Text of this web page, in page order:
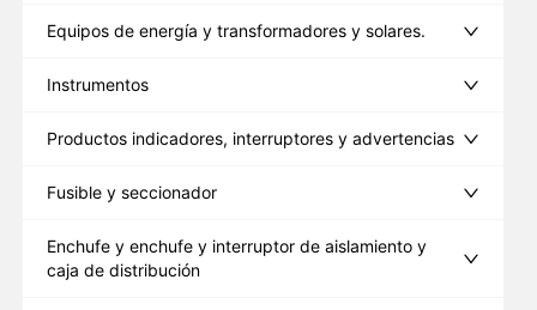
Equipos de energía y transformadores y solares.
Instrumentos
Productos indicadores, interruptores y advertencias
Fusible y seccionador
Enchufe y enchufe y interruptor de aislamiento y
caja de distribución